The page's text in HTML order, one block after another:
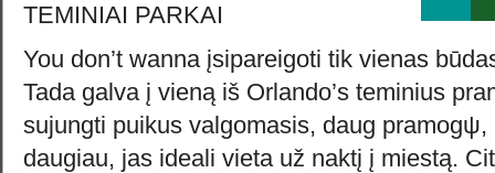
TEMINIAI PARKAI
You don’t wanna įsipareigoti tik vienas
Tada galva į vieną iš Orlando’s teminius
sujungti puikus valgomasis, daug
daugiau, jas ideali vieta už naktį į miestą.